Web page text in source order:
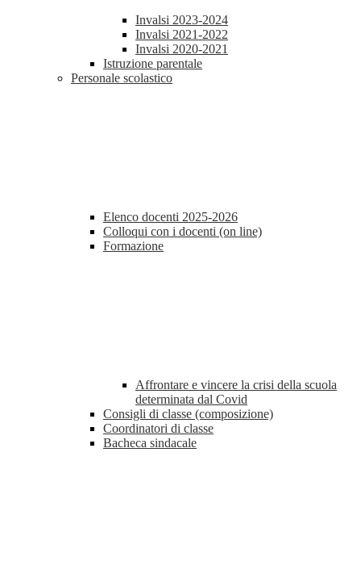
Invalsi 2023-2024
Invalsi 2021-2022
Invalsi 2020-2021
Istruzione parentale
Personale scolastico
Elenco docenti 2025-2026
Colloqui con i docenti (on line)
Formazione
Affrontare e vincere la crisi della scuola
determinata dal Covid
Consigli di classe (composizione)
Coordinatori di classe
Bacheca sindacale